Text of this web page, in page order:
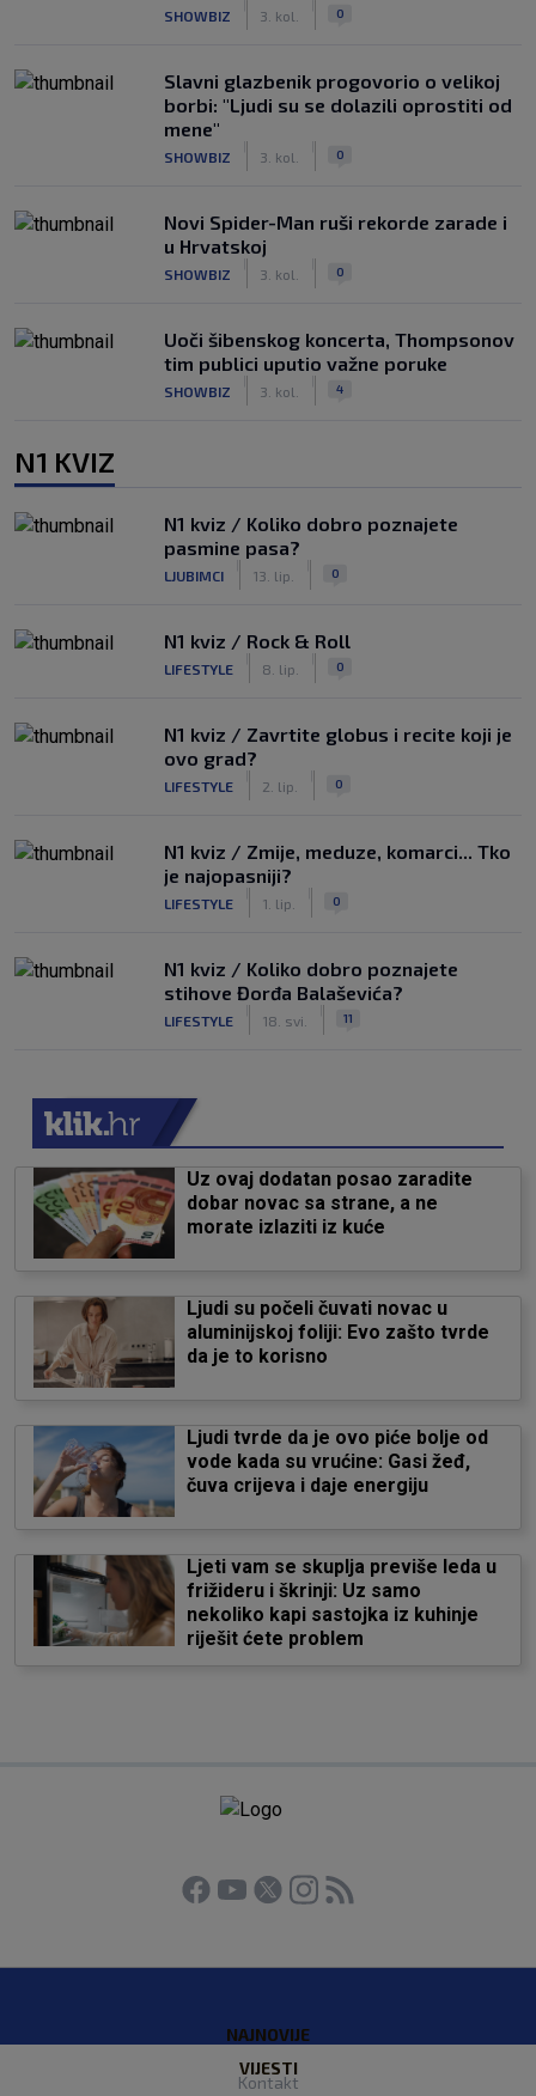
SHOWBIZ 3. kol. 0
Slavni glazbenik progovorio o velikoj
borbi: "Ljudi su se dolazili oprostiti od
mene"
SHOWBIZ 3. kol. 0
Novi Spider-Man ruši rekorde zarade i
u Hrvatskoj
SHOWBIZ 3. kol. 0
Uoči šibenskog koncerta, Thompsonov
tim publici uputio važne poruke
SHOWBIZ 3. kol. 4
N1 KVIZ
N1 kviz / Koliko dobro poznajete
pasmine pasa?
LJUBIMCI 13. lip. 0
N1 kviz / Rock & Roll
LIFESTYLE 8. lip. 0
N1 kviz / Zavrtite globus i recite koji je
ovo grad?
LIFESTYLE 2. lip. 0
N1 kviz / Zmije, meduze, komarci... Tko
je najopasniji?
LIFESTYLE 1. lip. 0
N1 kviz / Koliko dobro poznajete
stihove Đorđa Balaševića?
LIFESTYLE 18. svi. 11
Uz ovaj dodatan posao zaradite
dobar novac sa strane, a ne
morate izlaziti iz kuće
Ljudi su počeli čuvati novac u
aluminijskoj foliji: Evo zašto tvrde
da je to korisno
Ljudi tvrde da je ovo piće bolje od
vode kada su vrućine: Gasi žeđ,
čuva crijeva i daje energiju
Ljeti vam se skuplja previše leda u
frižideru i škrinji: Uz samo
nekoliko kapi sastojka iz kuhinje
riješit ćete problem
NAJNOVIJE
VIJESTI
Kontakt